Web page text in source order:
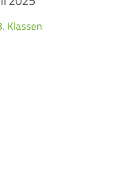
Klassen